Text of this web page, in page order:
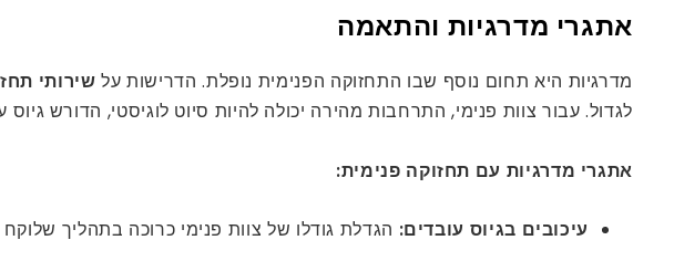
אתגרי מדרגיות והתאמה
מדרגיות היא תחום נוסף שבו התחזוקה הפנימית נופלת. הדרישות על שירותי
לגדול. עבור צוות פנימי, התרחבות מהירה יכולה להיות סיוט לוגיסטי, הדורש
אתגרי מדרגיות עם תחזוקה פנימית:
עיכובים בגיוס עובדים: הגדלת גודלו של צוות פנימי כרוכה בתהליך